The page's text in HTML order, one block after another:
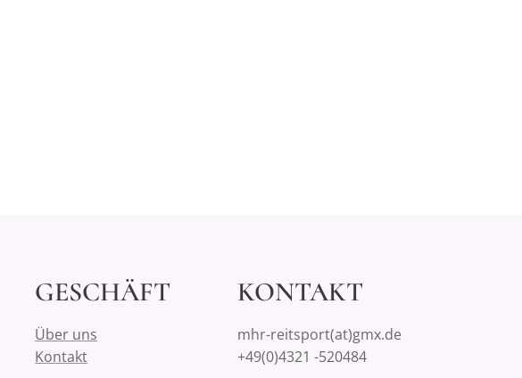
GESCHÄFT
Über uns
Kontakt
KONTAKT
mhr-reitsport(at)gmx.de
+49(0)4321 -520484